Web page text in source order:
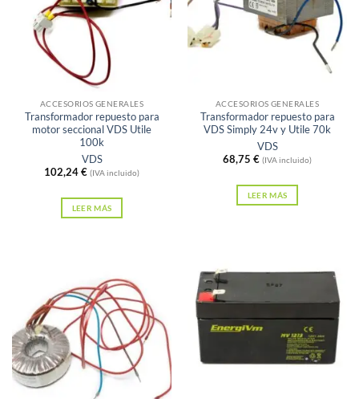
Sin existencias
ACCESORIOS GENERALES
Transformador repuesto para
motor seccional VDS Utile
100k
VDS
102,24€ (IVA incluido)
LEER MÁS
ACCESORIOS GENERALES
Transformador repuesto para
VDS Simply 24v y Utile 70k
VDS
68,75 € (IVA incluido)
LEER MÁS